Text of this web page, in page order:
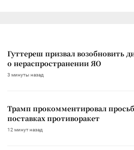
Гуттереш призвал возобновить
о нераспространении ЯО
3 минуты назад
Трамп прокомментировал
поставках противоракет
12 минут назад